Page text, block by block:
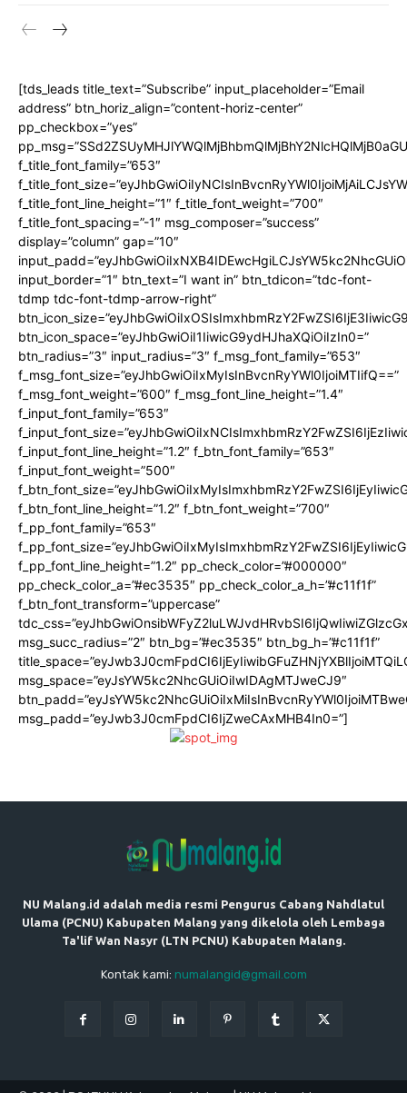
[tds_leads title_text=”Subscribe” input_placeholder=”Email
address” btn_horiz_align=”content-horiz-center”
pp_checkbox=”yes”
f_title_font_family=”653″
f_title_font_line_height=”1″ f_title_font_weight=”700″
f_title_font_spacing=”-1″ msg_composer=”success”
display=”column” gap=”10″
input_border=”1″ btn_text=”I want in” btn_tdicon=”tdc-font-
tdmp tdc-font-tdmp-arrow-right”
btn_icon_space=”eyJhbGwiOiI1IiwicG9ydHJhaXQiOiIzIn0=”
btn_radius=”3″ input_radius=”3″ f_msg_font_family=”653″
f_msg_font_size=”eyJhbGwiOiIxMyIsInBvcnRyYWl0IjoiMTIifQ==”
f_msg_font_weight=”600″ f_msg_font_line_height=”1.4″
f_input_font_family=”653″
f_input_font_line_height=”1.2″ f_btn_font_family=”653″
f_input_font_weight=”500″
f_btn_font_line_height=”1.2″ f_btn_font_weight=”700″
f_pp_font_family=”653″
f_pp_font_line_height=”1.2″ pp_check_color=”#000000″
pp_check_color_a=”#ec3535″ pp_check_color_a_h=”#c11f1f”
f_btn_font_transform=”uppercase”
msg_succ_radius=”2″ btn_bg=”#ec3535″ btn_bg_h=”#c11f1f”
msg_space=”eyJsYW5kc2NhcGUiOiIwIDAgMTJweCJ9″
msg_padd=”eyJwb3J0cmFpdCI6IjZweCAxMHB4In0=”]
NU Malang.id adalah media resmi Pengurus Cabang Nahdlatul
Ulama (PCNU) Kabupaten Malang yang dikelola oleh Lembaga
Ta'lif Wan Nasyr (LTN PCNU) Kabupaten Malang.
Kontak kami: numalangid@gmail.com